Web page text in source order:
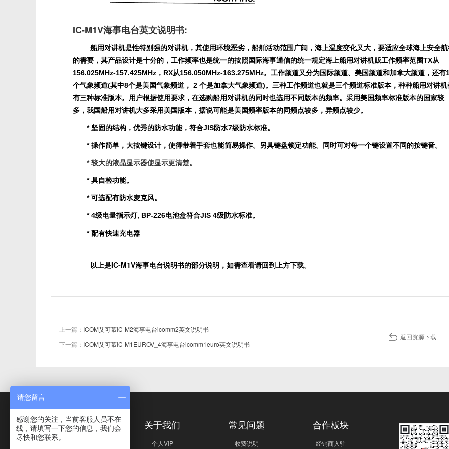
IC-M1V海事电台英文说明书:
船用对讲机是性特别强的对讲机，其使用环境恶劣，船舶活动范围广阔，海上温度变化又大，要适应全球海上安全
的需要，其产品设计是十分的，工作频率也是统一的按照国际海事通信的统一规定海上船用对讲机贩工作频率范围TX从
156.025MHz-157.425MHz，RX从156.050MHz-163.275MHz。 工作频道又分为国际频道、美国频道和加拿大频道，还有
个气象频道(其中8个是美国气象频道， 2 个是加拿大气象频道)。三种工作频道也就是三个频道标准版本，种种船用对讲机
有三种标准版本。用户根据使用要求，在选购船用对讲机的同时也选用不同版本的频率。采用美国频率标准版本的国家较
多，我国船用对讲机大多采用美国版本，据说可能是美国频率版本的同频点较多，异频点较少。
* 坚固的结构，优秀的防水功能，符合JIS防水7级防水标准。
* 操作简单，大按键设计，使得带着手套也能简易操作。另具键盘锁定功能。同时可对每一个键设置不同的按键音。
* 较大的液晶显示器使显示更清楚。
* 具自检功能。
* 可选配有防水麦克风。
* 4级电量指示灯, BP-226电池盒符合JIS 4级防水标准。
* 配有快速充电器
以上是IC-M1V海事电台说明书的部分说明，如需查看请回到上方下载。
上一篇： ICOM艾可慕IC-M2海事电台icomm2英文说明书
下一篇： ICOM艾可慕IC-M1EUROV_4海事电台icomm1euro英文说明书
返回资源下载
免责声明 关于我们
个人VIP
常见问题
收费说明
合作板块
经销商入驻
请您留言
感谢您的关注，当前客服人员不在
线，请填写一下您的信息，我们会
尽快和您联系。